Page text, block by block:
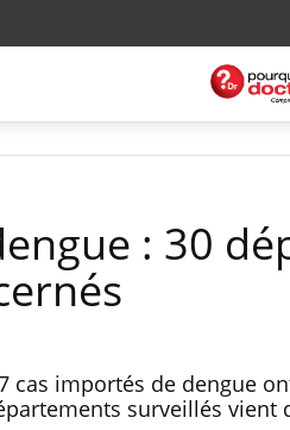
: 30
cas importés de dengue
surveillés vient